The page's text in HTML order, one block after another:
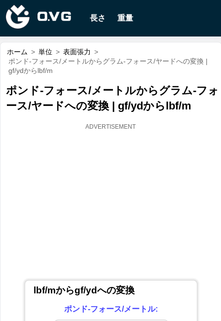
長さ 重量
ホーム > 単位 > 表面張力 >
ポンド-フォース/メートルからグラム-フォース/ヤードへの変換 |
gf/ydからlbf/m
ポンド-フォース/メートルからグラム-フォ
ース/ヤードへの変換 | gf/ydからlbf/m
lbf/mからgf/ydへの変換
ポンド-フォース/メートル: